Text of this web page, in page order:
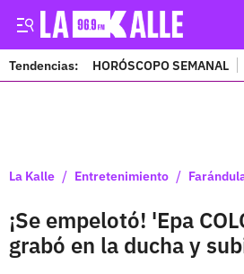
Tendencias: HORÓSCOPO SEMANAL
La Kalle / Entretenimiento /
¡Se empelotó! 'Epa
grabó en la ducha y